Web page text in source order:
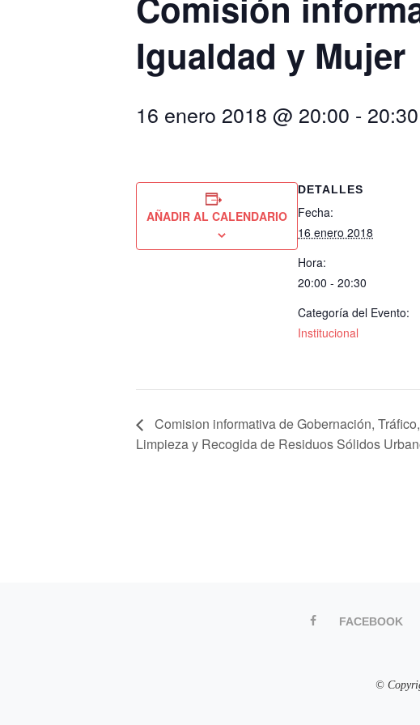
Igualdad y Mujer
16 enero 2018 @ 20:00 - 20:30
AÑADIR AL CALENDARIO
DETALLES
Fecha:
16 enero 2018
Hora:
20:00 - 20:30
Categoría del Evento:
Institucional
Comision informativa de Gobernación,
Limpieza y Recogida de Residuos Sólidos
FACEBOOK
©